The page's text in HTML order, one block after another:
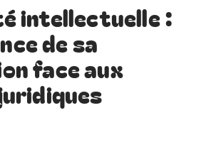
intellectuelle :
de sa
face aux